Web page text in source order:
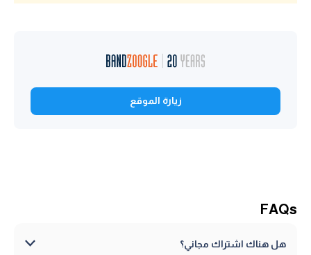
زيارة الموقع
FAQs
هل هناك اشتراك مجاني؟